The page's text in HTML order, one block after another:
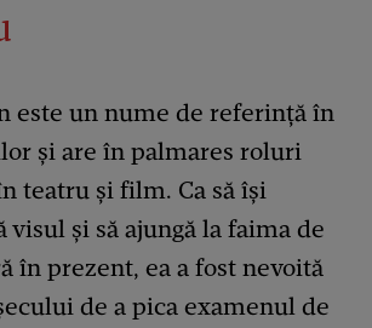
este un nume de referință în
și are în palmares roluri
teatru și film. Ca să își
visul și să ajungă la faima de
în prezent, ea a fost nevoită
de a pica examenul de